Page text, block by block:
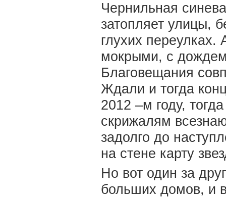
Чернильная
затопляет улицы,
глухих
мокрыми, с
Благовещания
Ждали и тогда
2012 –м году,
скрижалям
задолго до
на стене карту
Но вот один за
больших домов, и